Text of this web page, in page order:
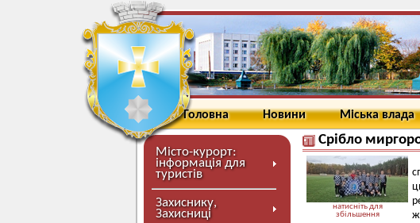
Головна Новини Міська влада
Місто-курорт:
інформація для
туристів
Захиснику,
Захисниці
Срібло
натисніть для
збільшення